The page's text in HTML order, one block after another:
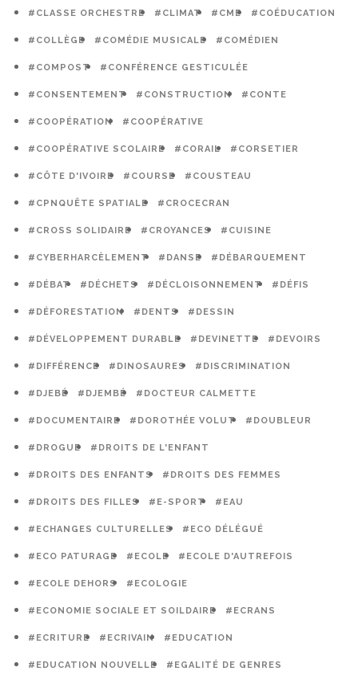
#CLASSE ORCHESTRE #CLIMAT #CME #COÉDUCATION
#COLLÈGE #COMÉDIE MUSICALE #COMÉDIEN
#COMPOST #CONFÉRENCE GESTICULÉE
#CONSENTEMENT #CONSTRUCTION #CONTE
#COOPÉRATION #COOPÉRATIVE
#COOPÉRATIVE SCOLAIRE #CORAIL #CORSETIER
#CÔTE D'IVOIRE #COURSE #COUSTEAU
#CPNQUÊTE SPATIALE #CROCECRAN
#CROSS SOLIDAIRE #CROYANCES #CUISINE
#CYBERHARCÈLEMENT #DANSE #DÉBARQUEMENT
#DÉBAT #DÉCHETS #DÉCLOISONNEMENT #DÉFIS
#DÉFORESTATION #DENTS #DESSIN
#DÉVELOPPEMENT DURABLE #DEVINETTE #DEVOIRS
#DIFFÉRENCE #DINOSAURES #DISCRIMINATION
#DJEBÉ #DJEMBÉ #DOCTEUR CALMETTE
#DOCUMENTAIRE #DOROTHÉE VOLUT #DOUBLEUR
#DROGUE #DROITS DE L'ENFANT
#DROITS DES ENFANTS #DROITS DES FEMMES
#DROITS DES FILLES #E-SPORT #EAU
#ECHANGES CULTURELLES #ECO DÉLÉGUÉ
#ECO PATURAGE #ECOLE #ECOLE D'AUTREFOIS
#ECOLE DEHORS #ECOLOGIE
#ECONOMIE SOCIALE ET SOILDAIRE #ECRANS
#ECRITURE #ECRIVAIN #EDUCATION
#EDUCATION NOUVELLE #EGALITÉ DE GENRES